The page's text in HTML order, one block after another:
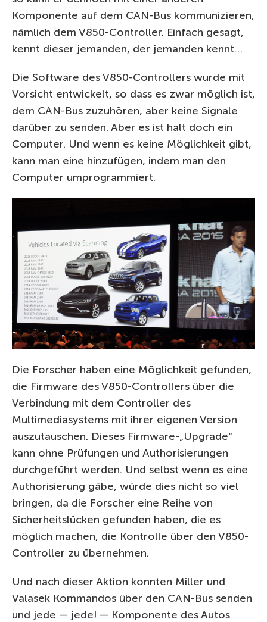
Komponente auf dem CAN-Bus kommunizieren,
nämlich dem V850-Controller. Einfach gesagt,
kennt dieser jemanden, der jemanden kennt…
Die Software des V850-Controllers wurde mit
Vorsicht entwickelt, so dass es zwar möglich ist,
dem CAN-Bus zuzuhören, aber keine Signale
darüber zu senden. Aber es ist halt doch ein
Computer. Und wenn es keine Möglichkeit gibt,
kann man eine hinzufügen, indem man den
Computer umprogrammiert.
Die Forscher haben eine Möglichkeit gefunden,
die Firmware des V850-Controllers über die
Verbindung mit dem Controller des
Multimediasystems mit ihrer eigenen Version
auszutauschen. Dieses Firmware-„Upgrade“
kann ohne Prüfungen und Authorisierungen
durchgeführt werden. Und selbst wenn es eine
Authorisierung gäbe, würde dies nicht so viel
bringen, da die Forscher eine Reihe von
Sicherheitslücken gefunden haben, die es
möglich machen, die Kontrolle über den V850-
Controller zu übernehmen.
Und nach dieser Aktion konnten Miller und
Valasek Kommandos über den CAN-Bus senden
und jede — jede! — Komponente des Autos